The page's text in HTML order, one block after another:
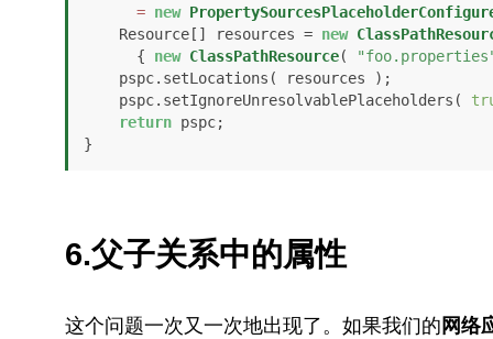
= new
    Resource[] resources =
new
      {
new ClassPathResource(
    pspc.setIgnoreUnresolvablePlaceholders(
return pspc;
}
6.父子关系中的属性
这个问题一次又一次地出现了。如果我们的 网络